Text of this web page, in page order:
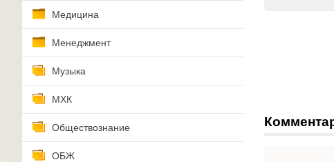
Медицина
Менеджмент
Музыка
МХК
Обществознание
ОБЖ